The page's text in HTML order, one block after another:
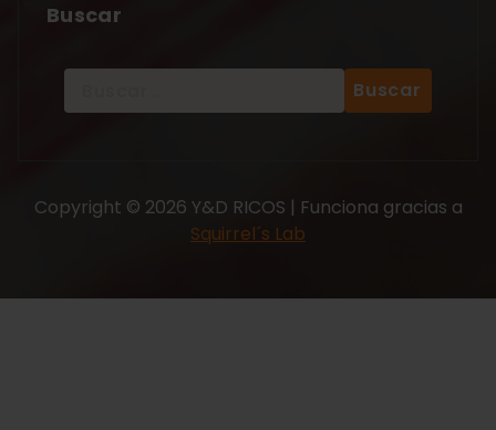
Buscar
Copyright © 2026 Y&D RICOS | Funciona gracias a
Squirrel´s Lab